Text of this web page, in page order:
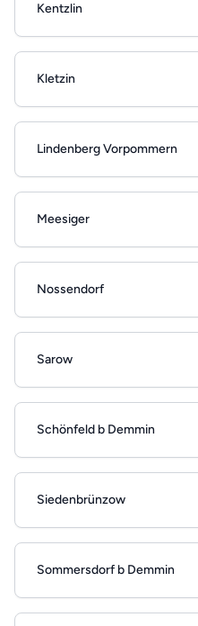
Kentzlin
Kletzin
Lindenberg Vorpommern
Meesiger
Nossendorf
Sarow
Schönfeld b Demmin
Siedenbrünzow
Sommersdorf b Demmin